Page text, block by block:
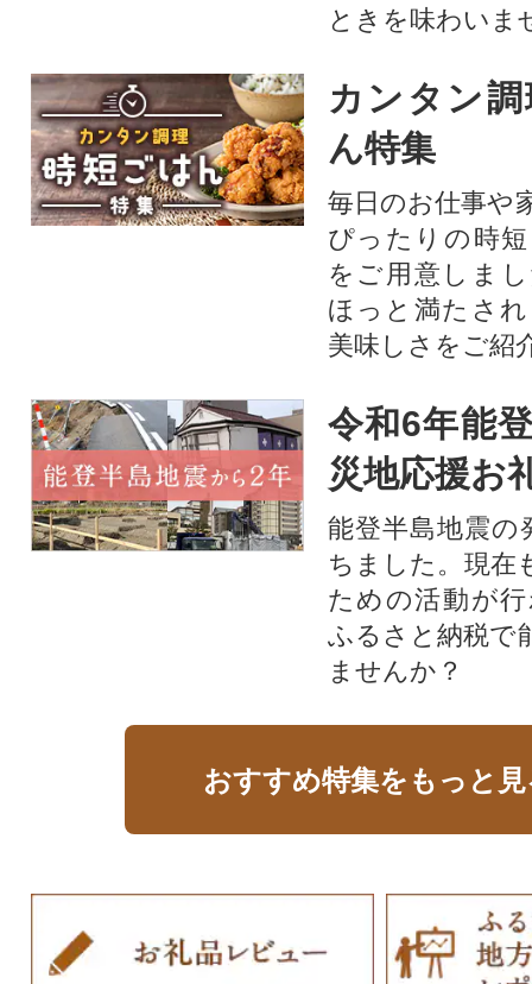
ときを味わいま
カンタン
ん特集
毎日のお仕事や
ぴったりの時
をご用意しま
ほっと満たさ
美味しさをご紹
令和6年能
災地応援お
能登半島地震の
ちました。現在
ための活動が
ふるさと納税で
ませんか？
おすすめ特集をもっと